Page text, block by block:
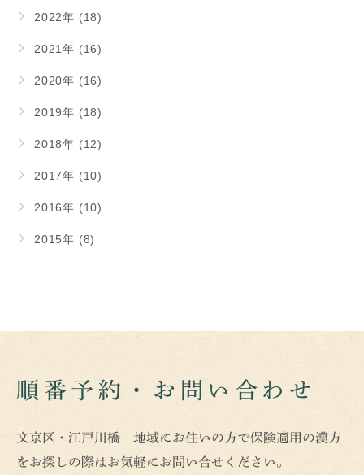
2022年 (18)
2021年 (16)
2020年 (16)
2019年 (18)
2018年 (12)
2017年 (10)
2016年 (10)
2015年 (8)
順番予約・お問い合わせ
文京区・江戸川橋 地域にお住いの方で保険適用の漢方
をお探しの際はお気軽にお問い合せください。